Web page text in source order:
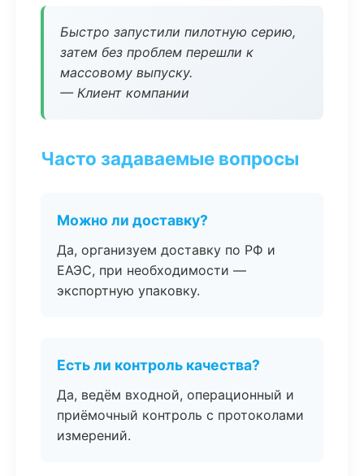
Быстро запустили пилотную серию,
затем без проблем перешли к
массовому выпуску.
— Клиент компании
Часто задаваемые вопросы
Можно ли доставку?
Да, организуем доставку по РФ и
ЕАЭС, при необходимости —
экспортную упаковку.
Есть ли контроль качества?
Да, ведём входной, операционный и
приёмочный контроль с протоколами
измерений.